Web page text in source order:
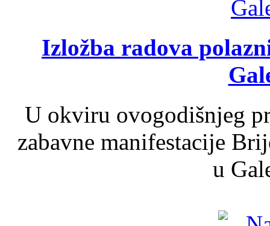
Izložba radova
U okviru ovogodišnjeg
zabavne manifestacije
u